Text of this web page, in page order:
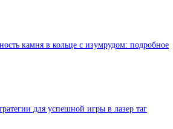
камня в кольце с изумрудом: подробное
для успешной игры в лазер таг